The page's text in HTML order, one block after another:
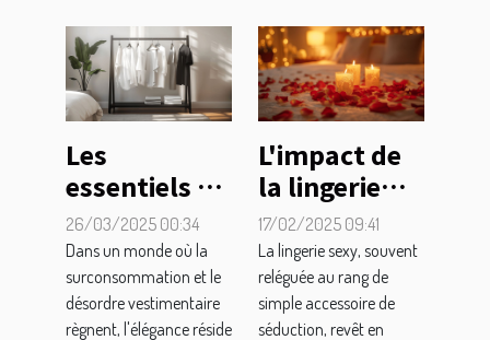
Les
essentiels de
la garde-
robe
minimaliste
pour un look
26/03/2025 00:34
Dans un monde où la
surconsommation et le
désordre vestimentaire
règnent, l'élégance réside
L'impact de
la lingerie
sexy sur les
relations de
couple
17/02/2025 09:41
La lingerie sexy, souvent
reléguée au rang de
simple accessoire de
séduction, revêt en